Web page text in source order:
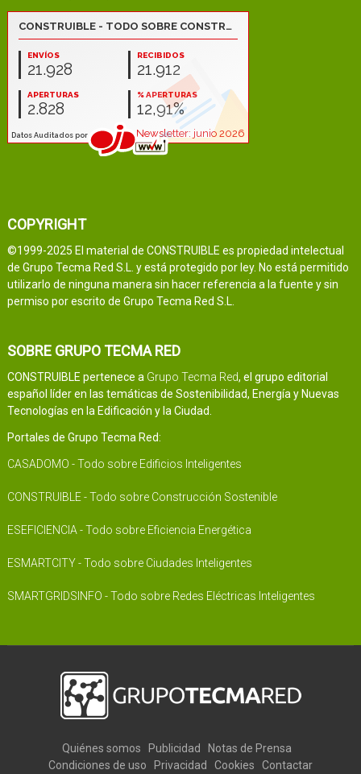
COPYRIGHT
©1999-2025 El material de CONSTRUIBLE es propiedad intelectual
de Grupo Tecma Red S.L. y está protegido por ley. No está permitido
utilizarlo de ninguna manera sin hacer referencia a la fuente y sin
permiso por escrito de Grupo Tecma Red S.L.
SOBRE GRUPO TECMA RED
CONSTRUIBLE pertenece a Grupo Tecma Red, el grupo editorial
español líder en las temáticas de Sostenibilidad, Energía y Nuevas
Tecnologías en la Edificación y la Ciudad.
Portales de Grupo Tecma Red:
CASADOMO - Todo sobre Edificios Inteligentes
CONSTRUIBLE - Todo sobre Construcción Sostenible
ESEFICIENCIA - Todo sobre Eficiencia Energética
ESMARTCITY - Todo sobre Ciudades Inteligentes
SMARTGRIDSINFO - Todo sobre Redes Eléctricas Inteligentes
Quiénes somos Publicidad
Notas de Prensa
Condiciones de uso
Privacidad Cookies Contactar